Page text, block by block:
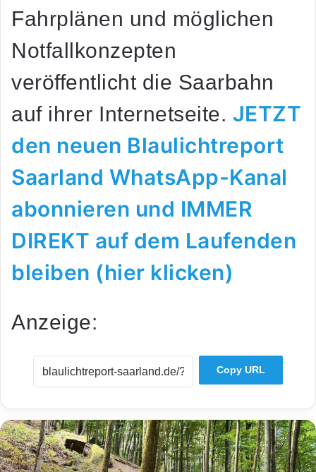
Fahrplänen und möglichen
Notfallkonzepten
veröffentlicht die Saarbahn
auf ihrer Internetseite. JETZT
den neuen Blaulichtreport
Saarland WhatsApp-Kanal
abonnieren und IMMER
DIREKT auf dem Laufenden
bleiben (hier klicken)
Anzeige:
Copy URL